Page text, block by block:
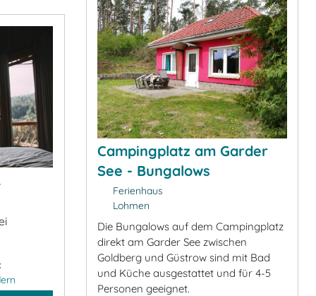
Campingplatz am Garder
See - Bungalows
Ferienhaus
Lohmen
Die Bungalows auf dem Campingplatz
direkt am Garder See zwischen
Goldberg und Güstrow sind mit Bad
und Küche ausgestattet und für 4-5
Personen geeignet.